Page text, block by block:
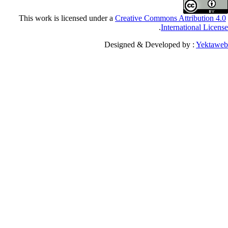
Creative Commons
.
Designed & Developed by :